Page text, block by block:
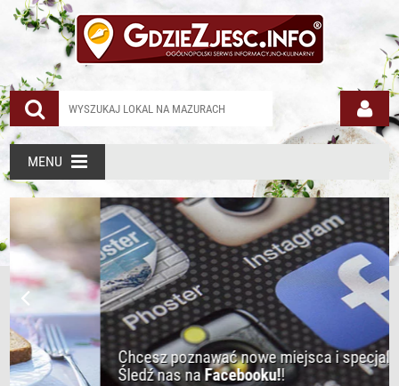
MENU
Chcesz poznawać nowe miejsca i specjalne oferty
Śledź nas naFacebooku!!